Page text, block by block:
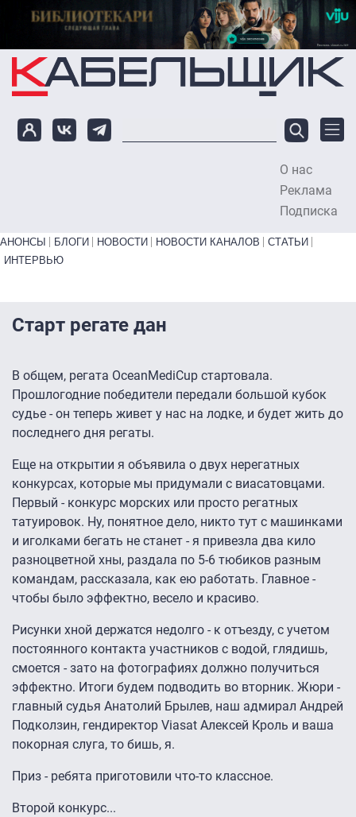
Перейти к основному содержанию
О нас
Реклама
Подписка
Primary links bottom
АНОНСЫ БЛОГИ НОВОСТИ НОВОСТИ КАНАЛОВ
СТАТЬИ
ИНТЕРВЬЮ
Старт регате дан
В общем, регата OceanMediCup стартовала.
Прошлогодние победители передали большой кубок
судье - он теперь живет у нас на лодке, и будет жить до
последнего дня регаты.
Еще на открытии я объявила о двух нерегатных
конкурсах, которые мы придумали с виасатовцами.
Первый - конкурс морских или просто регатных
татуировок. Ну, понятное дело, никто тут с машинками
и иголками бегать не станет - я привезла два кило
разноцветной хны, раздала по 5-6 тюбиков разным
командам, рассказала, как ею работать. Главное -
чтобы было эффектно, весело и красиво.
Рисунки хной держатся недолго - к отъезду, с учетом
постоянного контакта участников с водой, глядишь,
смоется - зато на фотографиях должно получиться
эффектно. Итоги будем подводить во вторник. Жюри -
главный судья Анатолий Брылев, наш адмирал Андрей
Подколзин, гендиректор Viasat Алексей Кроль и ваша
покорная слуга, то бишь, я.
Приз - ребята приготовили что-то классное.
Второй конкурс...